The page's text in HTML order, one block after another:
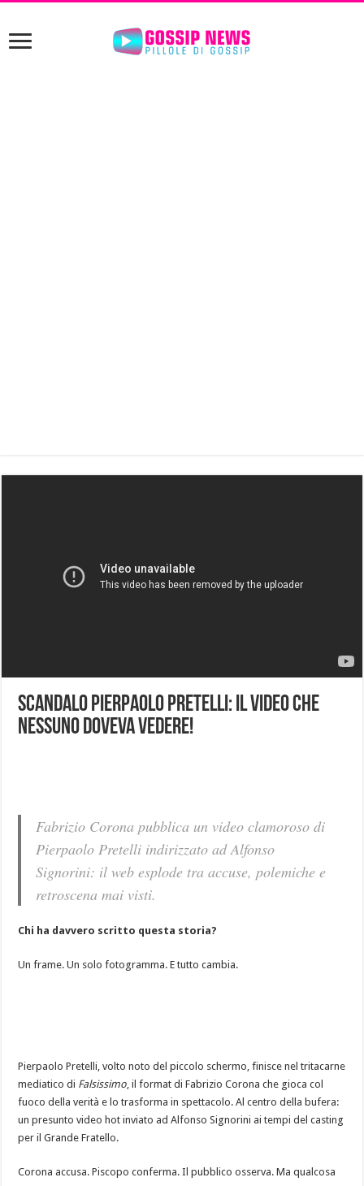
Scandalo Pierpaolo Pretelli: il video che
nessuno doveva vedere!
Fabrizio Corona pubblica un video clamoroso di
Pierpaolo Pretelli indirizzato ad Alfonso
Signorini: il web esplode tra accuse, polemiche e
retroscena mai visti.
Chi ha davvero scritto questa storia?
Un frame. Un solo fotogramma. E tutto cambia.
Pierpaolo Pretelli, volto noto del piccolo schermo, finisce nel tritacarne
mediatico di Falsissimo, il format di Fabrizio Corona che gioca col
fuoco della verità e lo trasforma in spettacolo. Al centro della bufera:
un presunto video hot inviato ad Alfonso Signorini ai tempi del casting
per il Grande Fratello.
Corona accusa. Piscopo conferma. Il pubblico osserva. Ma qualcosa